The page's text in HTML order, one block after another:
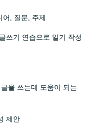
어, 질문, 주제
쓰기 연습으로 일기 작성
을 쓰는데 도움이 되는
제안